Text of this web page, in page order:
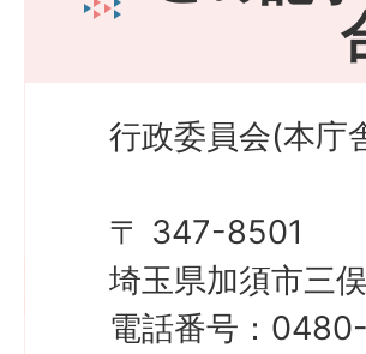
行政委員会(本庁
〒 347-8501
埼玉県加須市三
電話番号：